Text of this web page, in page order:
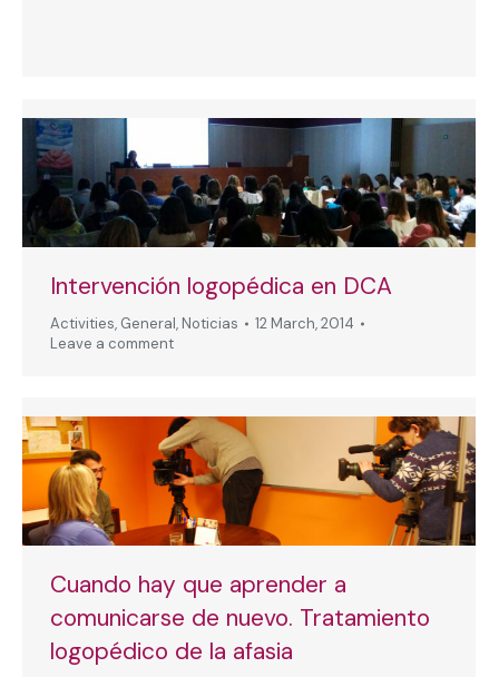
Intervención logopédica en DCA
Activities, General, Noticias
12 March, 2014
Leave a comment
Cuando hay que aprender a
comunicarse de nuevo. Tratamiento
logopédico de la afasia